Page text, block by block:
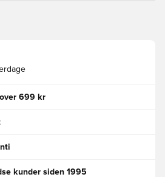
699 kr
kunder siden 1995